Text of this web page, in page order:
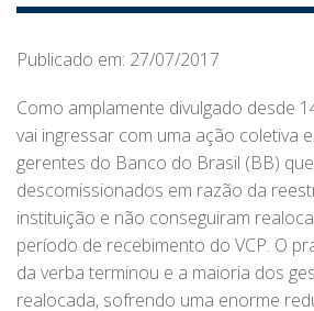
Publicado em: 27/07/2017
Como amplamente divulgado desde
vai ingressar com uma ação coletiva
gerentes do Banco do Brasil (BB)
descomissionados em razão da
instituição e não conseguiram
período de recebimento do VCP. O
da verba terminou e a maioria dos
realocada, sofrendo uma enorme